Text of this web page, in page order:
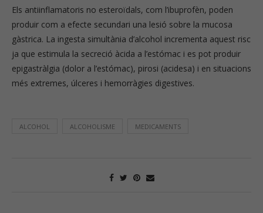
Els antiinflamatoris no esteroïdals, com l’ibuprofèn, poden
produir com a efecte secundari una lesió sobre la mucosa
gàstrica. La ingesta simultània d’alcohol incrementa aquest risc
ja que estimula la secreció àcida a l’estómac i es pot produir
epigastràlgia (dolor a l’estómac), pirosi (acidesa) i en situacions
més extremes, úlceres i hemorràgies digestives.
ALCOHOL ALCOHOLISME MEDICAMENTS